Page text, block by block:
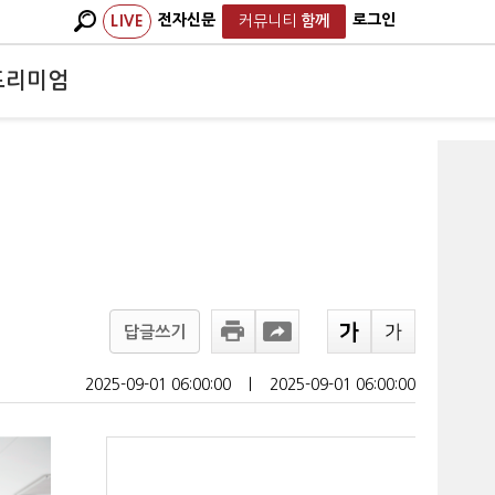
LIVE 전자신문 커뮤니티 함께 로그인
리미엄
답글쓰기
2025-09-01 06:00:00 2025-09-01 06:00:00